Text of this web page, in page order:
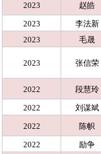
2023
赵皓
2023
李法新
2023
毛晟
2023 张信荣
2022
段慧玲
2022
刘谋斌
2022
陈帜
2022
励争